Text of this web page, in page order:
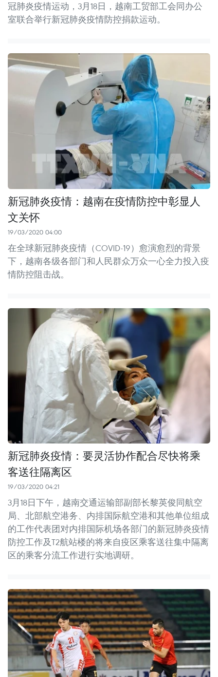
冠肺炎疫情运动，3月18日，越南工贸部工会同办公
室联合举行新冠肺炎疫情防控捐款运动。
新冠肺炎疫情：越南在疫情防控中彰显人
文关怀
19/03/2020 04:00
在全球新冠肺炎疫情（COVID-19）愈演愈烈的背景
下，越南各级各部门和人民群众万众一心全力投入疫
情防控阻击战。
新冠肺炎疫情：要灵活协作配合尽快将乘
客送往隔离区
19/03/2020 04:21
3月18日下午，越南交通运输部副部长黎英俊同航空
局、北部航空港务、内排国际航空港和其他单位组成
的工作代表团对内排国际机场各部门的新冠肺炎疫情
防控工作及T2航站楼的将来自疫区乘客送往集中隔离
区的乘客分流工作进行实地调研。